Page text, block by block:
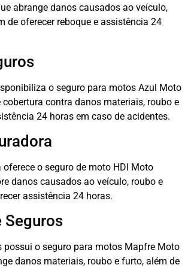
abrange danos causados ao veículo,
de oferecer reboque e assistência 24
o seguro para motos Azul Moto
cobertura contra danos materiais, roubo e
24 horas em caso de acidentes.
oferece o seguro de moto HDI Moto
danos causados ao veículo, roubo e
assistência 24 horas.
Seguros
possui o seguro para motos Mapfre Moto
danos materiais, roubo e furto, além de